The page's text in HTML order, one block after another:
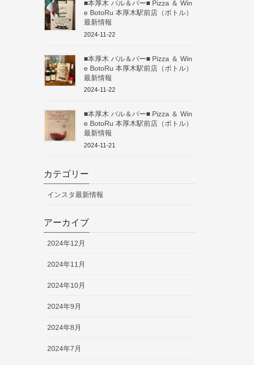
■本厚木 バル＆バー■ Pizza ＆ Win
e BotoRu 本厚木駅前店（ボトル）
最新情報
2024-11-22
■本厚木 バル＆バー■ Pizza ＆ Win
e BotoRu 本厚木駅前店（ボトル）
最新情報
2024-11-22
■本厚木 バル＆バー■ Pizza ＆ Win
e BotoRu 本厚木駅前店（ボトル）
最新情報
2024-11-21
カテゴリー
インスタ最新情報
アーカイブ
2024年12月
2024年11月
2024年10月
2024年9月
2024年8月
2024年7月